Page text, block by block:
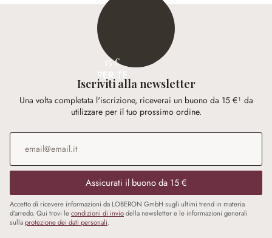
15 €
PER TE
Iscriviti alla newsletter
Una volta completata l'iscrizione, riceverai un buono da 15 €¹ da
utilizzare per il tuo prossimo ordine.
Indirizzo e-mail*
Assicurati il buono da 15 €
Accetto di ricevere informazioni da LOBERON GmbH sugli ultimi trend in materia
d’arredo. Qui trovi lecondizioni di inviodella newsletter e le informazioni generali
sullaprotezione dei dati personali.